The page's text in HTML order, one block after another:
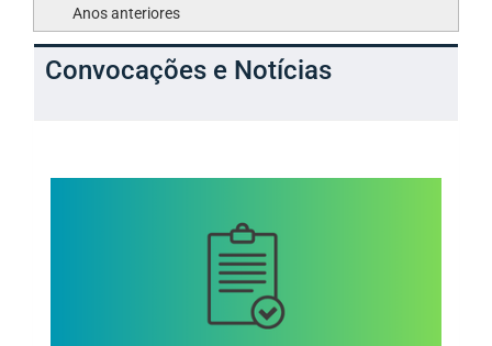
Anos anteriores
Convocações e Notícias